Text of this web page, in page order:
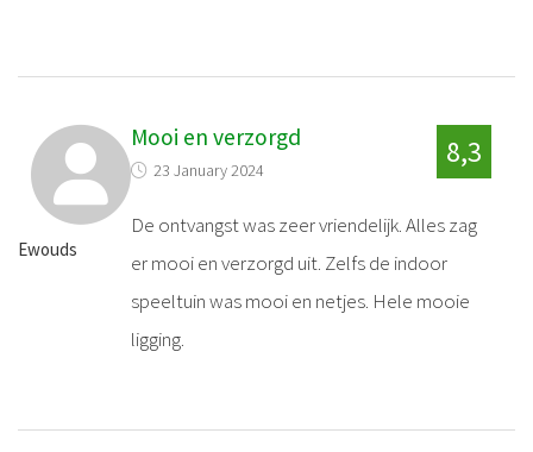
Ewouds
Mooi en verzorgd
23 January 2024
8,3
De ontvangst was zeer vriendelijk. Alles zag
er mooi en verzorgd uit. Zelfs de indoor
speeltuin was mooi en netjes. Hele mooie
ligging.